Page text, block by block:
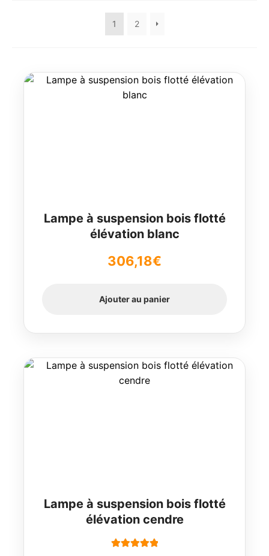
1 2
Lampe à suspension bois flotté
élévation blanc
306,18€
Ajouter au panier
Lampe à suspension bois flotté
élévation cendre